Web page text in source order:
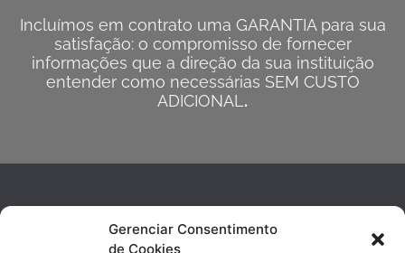
Gerenciar Consentimento
de Cookies
Incluímos em contrato uma GARANTIA para sua
satisfação: o compromisso de fornecer
informações que a direção da sua instituição
entender como necessárias SEM CUSTO
ADICIONAL .